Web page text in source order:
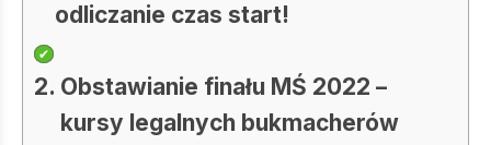
odliczanie czas start!
Obstawianie finału MŚ 2022 –
kursy legalnych bukmacherów